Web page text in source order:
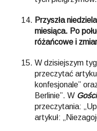
Przyszła
miesiąca. Po
różańcowe i
W dzisiejszym
przeczytać
konfesjonale”
Berlinie”. W
przeczytania:
artykuł: